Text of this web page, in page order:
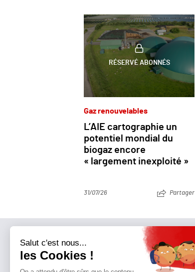
RÉSERVÉ ABONNÉS
Gaz renouvelables
L’AIE cartographie un
potentiel mondial du
biogaz encore
« largement inexploité »
31/07/26 Partager